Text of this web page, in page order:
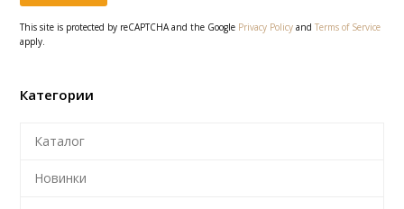
This site is protected by reCAPTCHA and the Google Privacy Policy andTerms of Service
apply.
Категории
Каталог
Новинки